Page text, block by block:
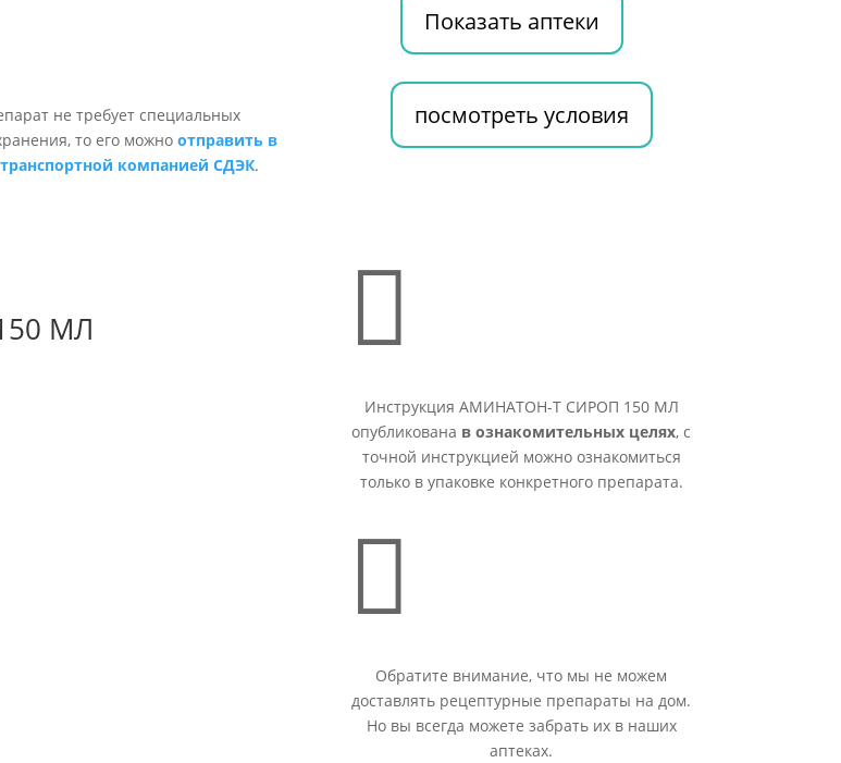
Показать аптеки
не требует специальных
то его можно отправить в
компанией СДЭК.
посмотреть условия
МЛ 
Инструкция АМИНАТОН-Т СИРОП 150 МЛ
опубликована в ознакомительных целях, с
точной инструкцией можно ознакомиться
только в упаковке конкретного препарата.

Обратите внимание, что мы не можем
доставлять рецептурные препараты на дом.
Но вы всегда можете забрать их в наших
аптеках.